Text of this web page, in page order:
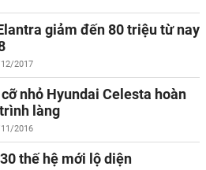
giảm đến 80 triệu từ nay
2017
nhỏ Hyundai Celesta hoàn
làng
2016
thế hệ mới lộ diện